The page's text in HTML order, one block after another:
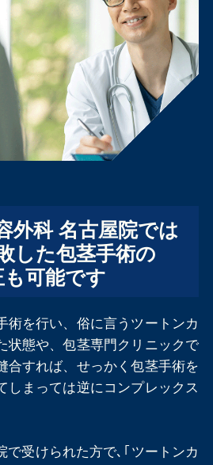
外科 名古屋院では
した包茎手術の
も可能です
術を行い、俗に言うツートンカ
状態や、包茎専門クリニックで
合すれば、せっかく包茎手術を
しまっては逆にコンプレックス
で受けられた方で､｢ツートンカ